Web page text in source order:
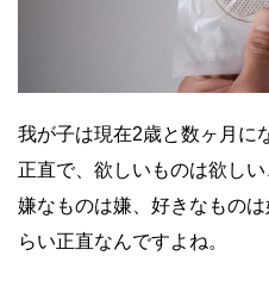
我が子は現在2歳と数ヶ月に
正直で、欲しいものは欲し
嫌なものは嫌、好きなもの
らい正直なんですよね。